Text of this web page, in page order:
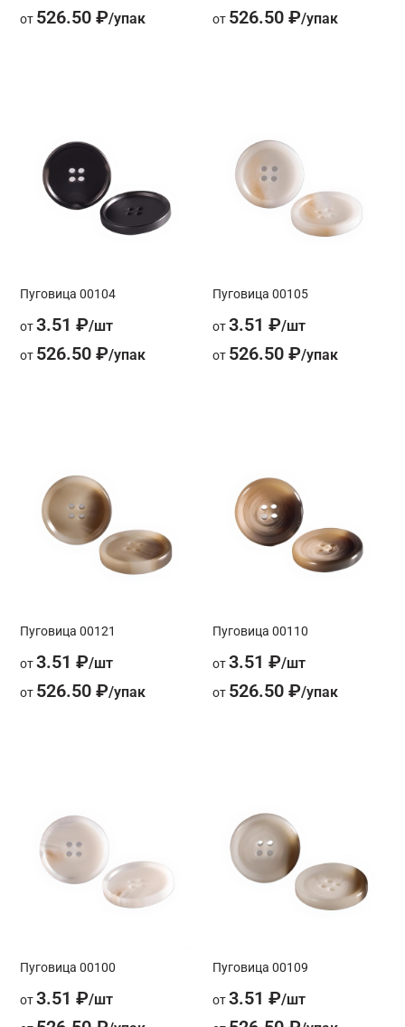
от 526.50 ₽ от 526.50 ₽
Пуговица 00104
от3.51 ₽
от 526.50 ₽
Пуговица 00105
от 3.51 ₽
от 526.50 ₽
Пуговица 00121
от3.51 ₽
от 526.50 ₽
Пуговица 00110
от 3.51 ₽
от 526.50 ₽
Пуговица 00100
от3.51 ₽
Пуговица 00109
от 3.51 ₽